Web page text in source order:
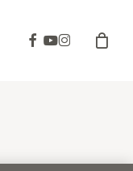
Facebook
Youtube
Instagram